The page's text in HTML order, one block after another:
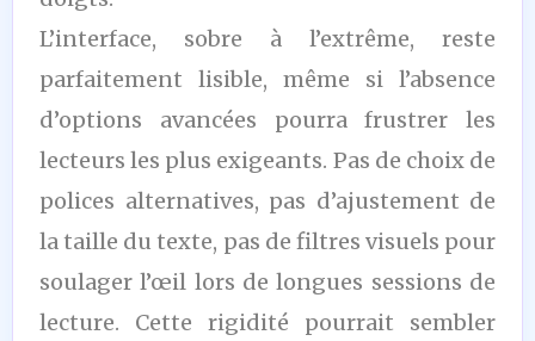
L’interface, sobre à l’extrême, reste
parfaitement lisible, même si l’absence
d’options avancées pourra frustrer les
lecteurs les plus exigeants. Pas de choix de
polices alternatives, pas d’ajustement de
la taille du texte, pas de filtres visuels pour
soulager l’œil lors de longues sessions de
lecture. Cette rigidité pourrait sembler